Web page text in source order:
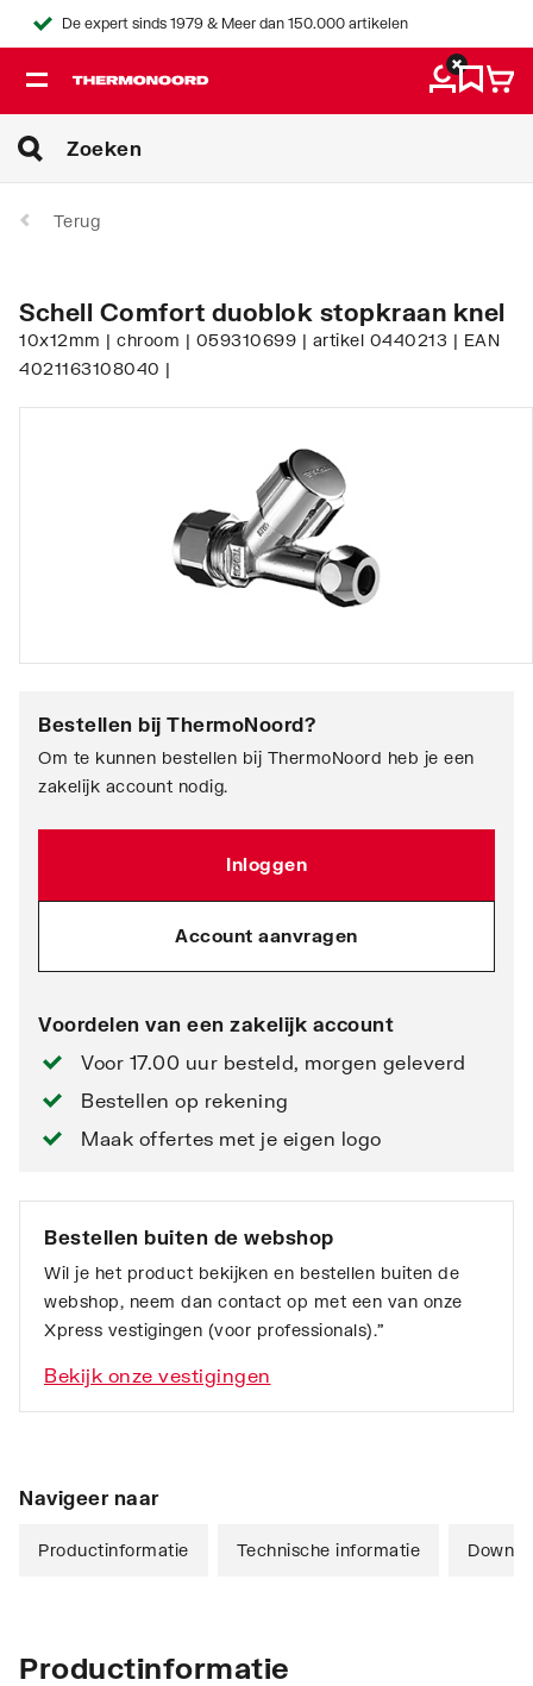
De expert sinds 1979 & Meer dan 150.000 artikelen
Terug
Schell Comfort duoblok stopkraan knel
10x12mm | chroom | 059310699 | artikel 0440213 | EAN
4021163108040 |
Bestellen bij ThermoNoord?
Om te kunnen bestellen bij ThermoNoord heb je een
zakelijk account nodig.
Inloggen
Account aanvragen
Voordelen van een zakelijk account
Voor 17.00 uur besteld, morgen geleverd
Bestellen op rekening
Maak offertes met je eigen logo
Bestellen buiten de webshop
Wil je het product bekijken en bestellen buiten de
webshop, neem dan contact op met een van onze
Xpress vestigingen (voor professionals).”
Bekijk onze vestigingen
Navigeer naar
Productinformatie Technische informatie
Productinformatie